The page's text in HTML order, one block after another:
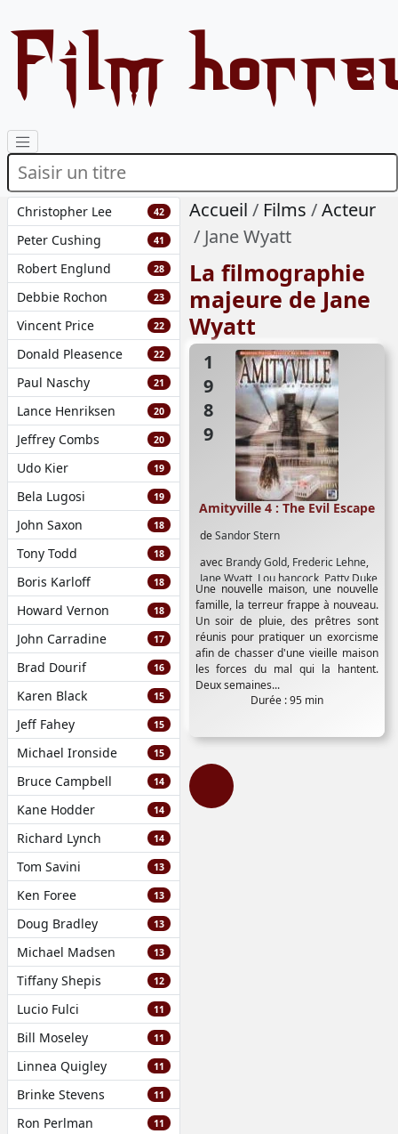
Film
Christopher Lee 42
Peter Cushing 41
Robert Englund 28
Debbie Rochon 23
Vincent Price 22
Donald Pleasence 22
Paul Naschy 21
Lance Henriksen 20
Jeffrey Combs 20
Udo Kier 19
Bela Lugosi 19
John Saxon 18
Tony Todd 18
Boris Karloff 18
Howard Vernon 18
John Carradine 17
Brad Dourif 16
Karen Black 15
Jeff Fahey 15
Michael Ironside 15
Bruce Campbell 14
Kane Hodder 14
Richard Lynch 14
Tom Savini 13
Ken Foree 13
Doug Bradley 13
Michael Madsen 13
Tiffany Shepis 12
Lucio Fulci 11
Bill Moseley 11
Linnea Quigley 11
Brinke Stevens 11
Ron Perlman 11
Accueil Films
Acteur
Jane Wyatt
La filmographie
majeure de Jane
Wyatt
1989
deSandor Stern
avec Brandy Gold, Frederic Lehne,
Jane Wyatt, Lou hancock, Patty Duke
Amityville 4 : The Evil Escape
Une nouvelle maison, une nouvelle
famille, la terreur frappe à nouveau.
Un soir de pluie, des prêtres sont
réunis pour pratiquer un exorcisme
afin de chasser d'une vieille maison
les forces du mal qui la hantent.
Deux semaines...
Durée : 95 min